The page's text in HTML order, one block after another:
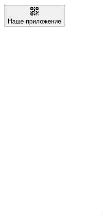
Наше приложение